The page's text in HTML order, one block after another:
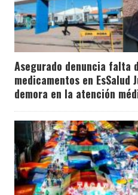
Asegurado denuncia falta
medicamentos en EsSalud
demora en la atención